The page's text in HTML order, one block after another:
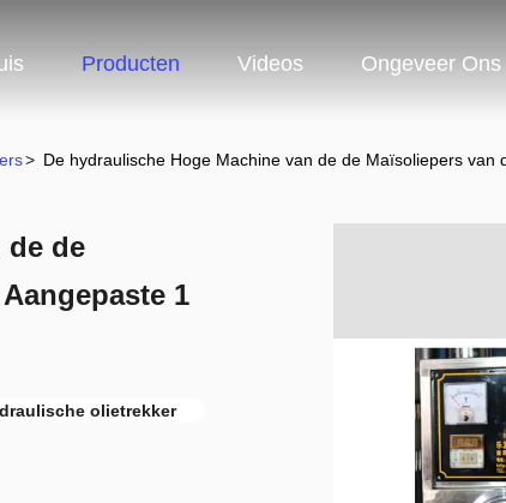
Producten Videos Ongeveer Ons
> De hydraulische Hoge Machine van de de Maïsoliepers
de de
1
olietrekker